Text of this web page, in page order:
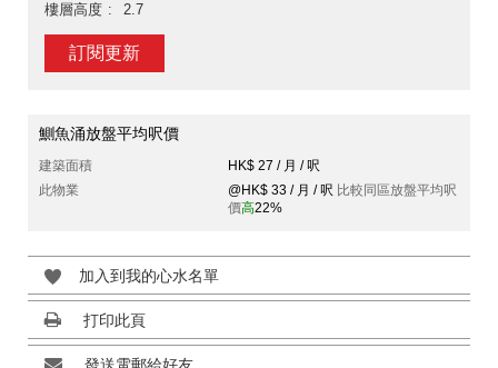
樓層高度
2.7
訂閱更新
鰂魚涌放盤平均呎價
建築面積
HK$ 27 / 月 / 呎
此物業
@HK$ 33 / 月 / 呎 比較同區放盤平均呎
價高22%
加入到我的心水名單
打印此頁